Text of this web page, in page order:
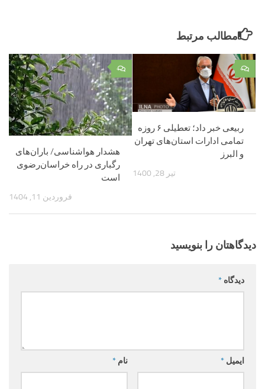
مطالب مرتبط
۰
هشدار هواشناسی/ باران‌های
رگباری در راه خراسان‌رضوی
است
فروردین 11, 1404
۰
ربیعی خبر داد؛ تعطیلی ۶ روزه
تمامی ادارات استان‌های تهران
و البرز
تیر 28, 1400
دیدگاهتان را بنویسید
دیدگاه *
نام * ایمیل *